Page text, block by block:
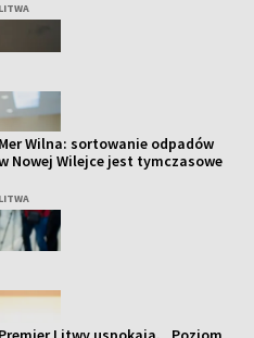
LITWA
Mer Wilna: sortowanie odpadów
Nowej Wilejce jest tymczasowe
LITWA